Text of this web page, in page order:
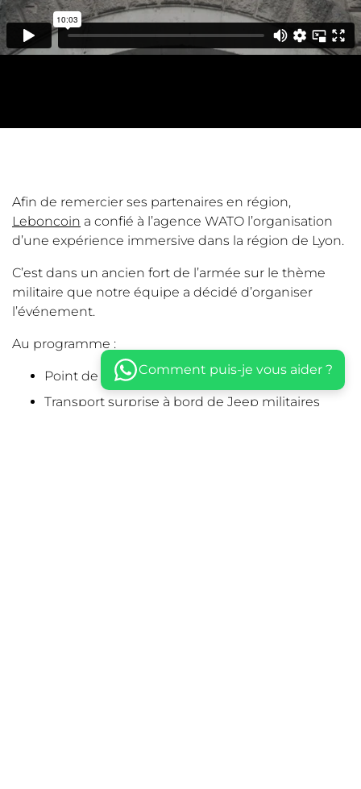
Comment puis-je vous aider ?
Afin de remercier ses partenaires en région,
Leboncoin a confié à l’agence WATO l’organisation
d’une expérience immersive dans la région de Lyon.
C’est dans un ancien fort de l’armée sur le thème
militaire que notre équipe a décidé d’organiser
l’événement.
Au programme :
Point de rendez-vous secret dans Lyon
Transport surprise à bord de Jeep militaires